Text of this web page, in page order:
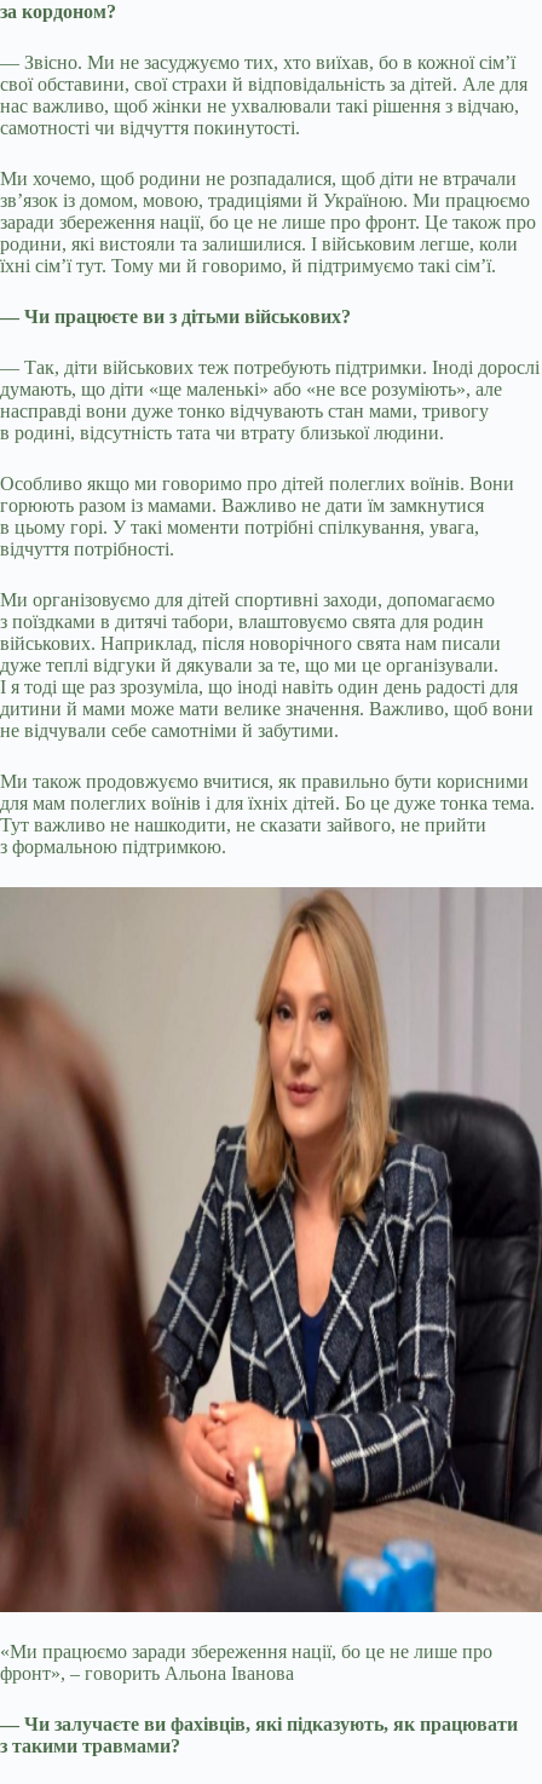
за кордоном?
— Звісно. Ми не засуджуємо тих, хто виїхав, бо в кожної сім’ї
свої обставини, свої страхи й відповідальність за дітей. Але для
нас важливо, щоб жінки не ухвалювали такі рішення з відчаю,
самотності чи відчуття покинутості.
Ми хочемо, щоб родини не розпадалися, щоб діти не втрачали
зв’язок із домом, мовою, традиціями й Україною. Ми працюємо
заради збереження нації, бо це не лише про фронт. Це також про
родини, які вистояли та залишилися. І військовим легше, коли
їхні сім’ї тут. Тому ми й говоримо, й підтримуємо такі сімʼї.
— Чи працюєте ви з дітьми військових?
— Так, діти військових теж потребують підтримки. Іноді дорослі
думають, що діти «ще маленькі» або «не все розуміють», але
насправді вони дуже тонко відчувають стан мами, тривогу
в родині, відсутність тата чи втрату близької людини.
Особливо якщо ми говоримо про дітей полеглих воїнів. Вони
горюють разом із мамами. Важливо не дати їм замкнутися
в цьому горі. У такі моменти потрібні спілкування, увага,
відчуття потрібності.
Ми організовуємо для дітей спортивні заходи, допомагаємо
з поїздками в дитячі табори, влаштовуємо свята для родин
військових. Наприклад, після новорічного свята нам писали
дуже теплі відгуки й дякували за те, що ми це організували.
І я тоді ще раз зрозуміла, що іноді навіть один день радості для
дитини й мами може мати велике значення. Важливо, щоб вони
не відчували себе самотніми й забутими.
Ми також продовжуємо вчитися, як правильно бути корисними
для мам полеглих воїнів і для їхніх дітей. Бо це дуже тонка тема.
Тут важливо не нашкодити, не сказати зайвого, не прийти
з формальною підтримкою.
«Ми працюємо заради збереження нації, бо це не лише про
фронт», – говорить Альона Іванова
— Чи залучаєте ви фахівців, які підказують, як працювати
з такими травмами?